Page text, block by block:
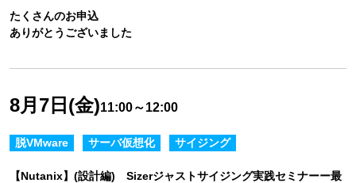
たくさんのお申込
ありがとうございました
8月7日(金)11:00～12:00
脱VMware サーバ仮想化 サイジング
【Nutanix】(設計編) Sizerジャストサイジング実践セミナーー最